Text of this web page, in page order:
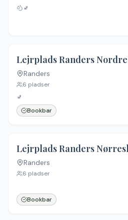
🚽
Randers
6 pladser
🚽
Bookbar
Randers
6 pladser
Bookbar